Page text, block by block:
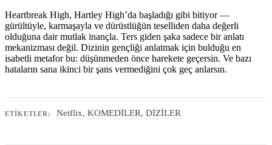
Heartbreak High, Hartley High’da başladığı gibi bitiyor —
gürültüyle, karmaşayla ve dürüstlüğün teselliden daha değerli
olduğuna dair mutlak inançla. Ters giden şaka sadece bir anlatı
mekanizması değil. Dizinin gençliği anlatmak için bulduğu en
isabetli metafor bu: düşünmeden önce harekete geçersin. Ve bazı
hataların sana ikinci bir şans vermediğini çok geç anlarsın.
ETIKETLER: Netflix, KOMEDİLER, DİZİLER